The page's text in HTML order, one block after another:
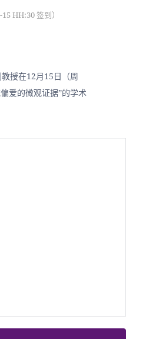
15 HH:30 签到）
授在12月15日（周
爱的微观证据”的学术